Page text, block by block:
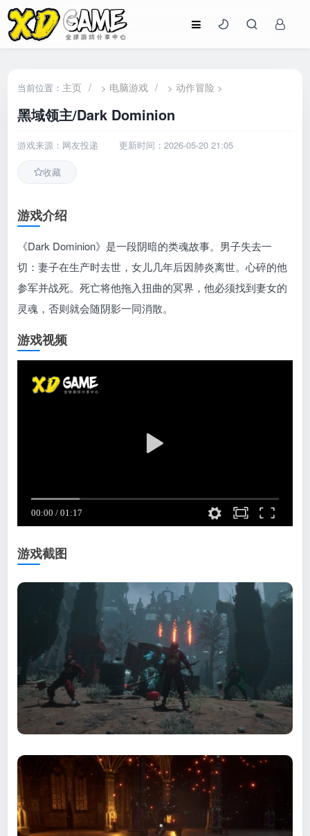
当前位置： 主页 / > 电脑游戏 / >动作冒险 >
黑域领主/Dark Dominion
游戏来源：网友投递 更新时间：2026-05-20 21:05
收藏
游戏介绍
《Dark Dominion》是一段阴暗的类魂故事。男子失去一
切：妻子在生产时去世，女儿几年后因肺炎离世。心碎的他
参军并战死。死亡将他拖入扭曲的冥界，他必须找到妻女的
灵魂，否则就会随阴影一同消散。
游戏视频
游戏截图